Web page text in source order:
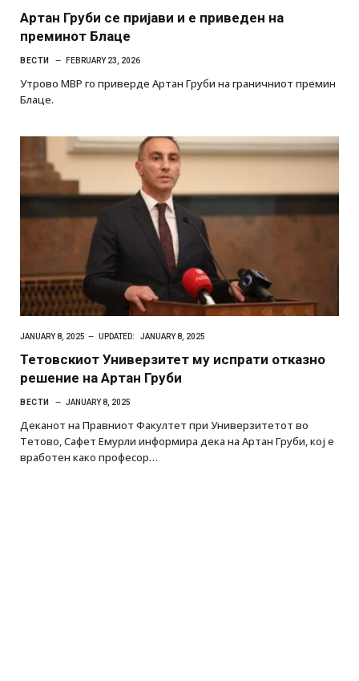
Артан Груби се пријави и е приведен на
преминот Блаце
ВЕСТИ FEBRUARY 23, 2026
Утрово МВР го приверде Артан Груби на граничниот премин
Блаце.
JANUARY 8, 2025 UPDATED: JANUARY 8, 2025
Тетовскиот Универзитет му испрати отказно
решение на Артан Груби
ВЕСТИ JANUARY 8, 2025
Деканот на Правниот Факултет при Универзитетот во
Тетово, Сафет Емурли информира дека на Артан Груби, кој е
вработен како професор…